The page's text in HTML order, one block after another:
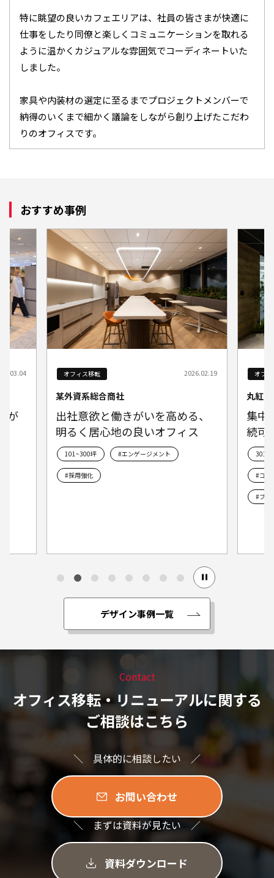
特に眺望の良いカフェエリアは、社員の皆さまが快適に
仕事をしたり同僚と楽しくコミュニケーションを取れる
ように温かくカジュアルな雰囲気でコーディネートいた
しました。
家具や内装材の選定に至るまでプロジェクトメンバーで
納得のいくまで細かく議論をしながら創り上げたこだわ
りのオフィスです。
おすすめ事例
、
オフィス移転 2025.08.21
丸紅イノベクシス株式会社
集中とリフレッシュの循環 持
続可能を形にしたオフィス空間
301坪～ #生産性向上
#コミュニケーション
オフ
首都
若手
流の
デザイン事例一覧
Contact
オフィス移転・リニューアルに関する
ご相談はこちら
＼ 具体的に相談したい ／
お問い合わせ
＼ まずは資料が見たい ／
資料ダウンロード